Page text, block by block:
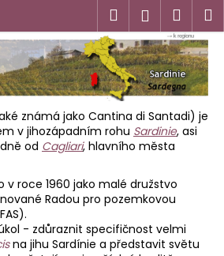
Hledat
košík
známá jako Cantina di Santadi) je
v jihozápadním rohu Sardinie, asi
od Cagliari, hlavního města
v roce 1960 jako malé družstvo
Radou pro pozemkovou
- zdůraznit specifičnost velmi
na jihu Sardínie a představit světu